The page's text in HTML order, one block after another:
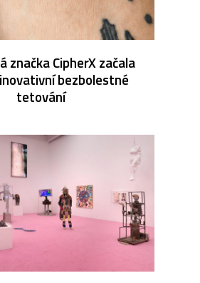
značka CipherX začala
bezbolestné
tetování